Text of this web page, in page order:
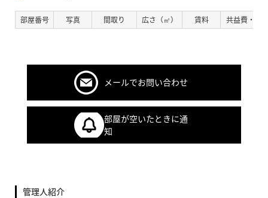
部屋番号 写真 間取り 広さ（㎡） 賃料 共益費・管
メールでお問い合わせ
部屋が空いたときに通
知
管理人紹介